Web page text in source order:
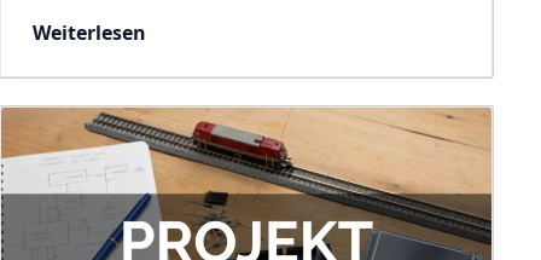
Weiterlesen